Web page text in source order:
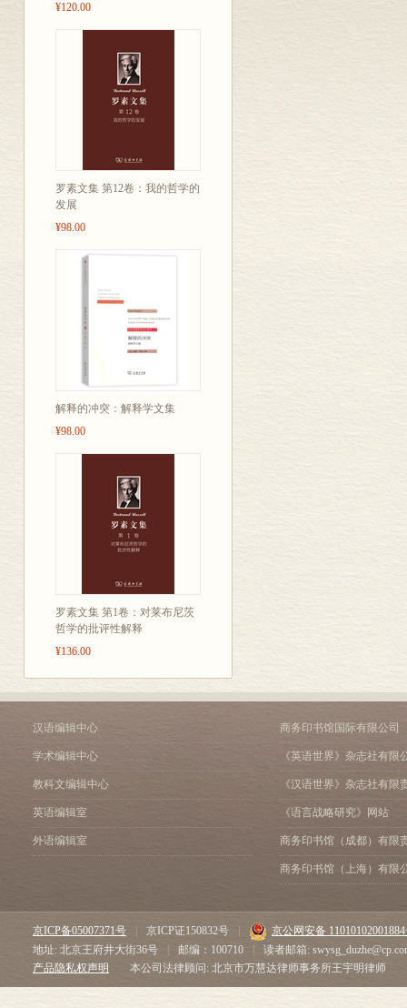
¥120.00
罗素文集 第12卷：我的哲学的
发展
¥98.00
解释的冲突：解释学文集
¥98.00
罗素文集 第1卷：对莱布尼茨
哲学的批评性解释
¥136.00
汉语编辑中心
学术编辑中心
教科文编辑中心
英语编辑室
外语编辑室
商务印书馆国际有限公司
《英语世界》杂志社有限
《汉语世界》杂志社有限
《语言战略研究》网站
商务印书馆（成都）有限
商务印书馆（上海）有限
京ICP备05007371号 京ICP证150832号
京公网安备
地址: 北京王府井大街36号
邮编：100710
读者邮箱:
产品隐私权声明
本公司法律顾问: 北京市万慧达律师事务所王宇明律师